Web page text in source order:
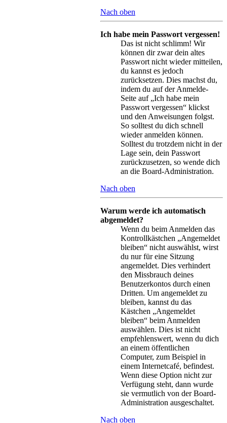
Nach oben
Ich habe mein Passwort vergessen!
Das ist nicht schlimm! Wir
können dir zwar dein altes
Passwort nicht wieder mitteilen,
du kannst es jedoch
zurücksetzen. Dies machst du,
indem du auf der Anmelde-
Seite auf „Ich habe mein
Passwort vergessen“ klickst
und den Anweisungen folgst.
So solltest du dich schnell
wieder anmelden können.
Solltest du trotzdem nicht in der
Lage sein, dein Passwort
zurückzusetzen, so wende dich
an die Board-Administration.
Nach oben
Warum werde ich automatisch
abgemeldet?
Wenn du beim Anmelden das
Kontrollkästchen „Angemeldet
bleiben“ nicht auswählst, wirst
du nur für eine Sitzung
angemeldet. Dies verhindert
den Missbrauch deines
Benutzerkontos durch einen
Dritten. Um angemeldet zu
bleiben, kannst du das
Kästchen „Angemeldet
bleiben“ beim Anmelden
auswählen. Dies ist nicht
empfehlenswert, wenn du dich
an einem öffentlichen
Computer, zum Beispiel in
einem Internetcafé, befindest.
Wenn diese Option nicht zur
Verfügung steht, dann wurde
sie vermutlich von der Board-
Administration ausgeschaltet.
Nach oben